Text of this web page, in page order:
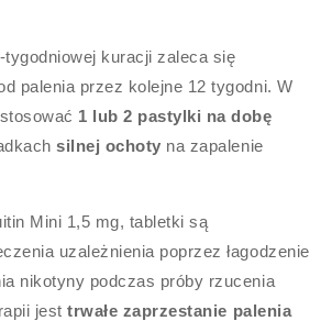
kuracji zaleca się
palenia przez kolejne 12 tygodni. W
1 lub 2 pastylki na dobę
silnej ochoty na zapalenie
Mini 1,5 mg, tabletki są
uzależnienia poprzez łagodzenie
nikotyny podczas próby rzucenia
jesttrwałe zaprzestanie palenia